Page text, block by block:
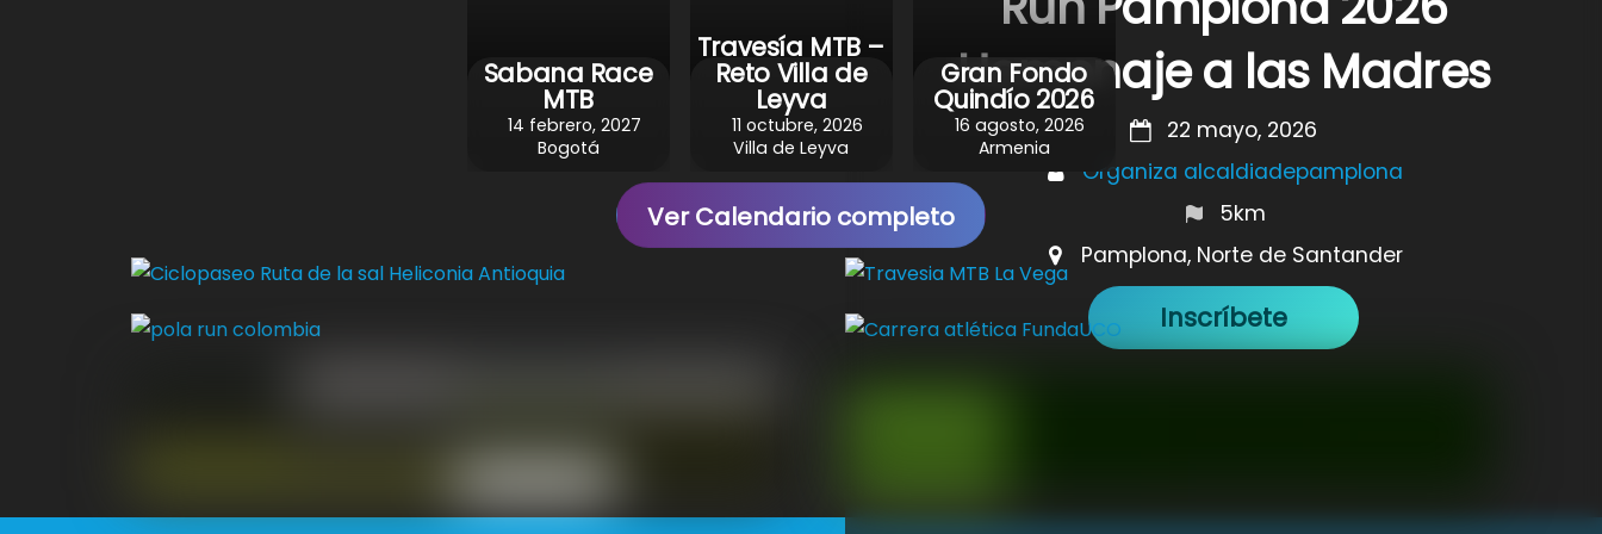
Homenaje a las Madres
22 mayo, 2026
Organiza alcaldiadepamplona
5km
Pamplona, Norte de Santander
Inscríbete
Sabana Race
MTB
14 febrero, 2027
Bogotá
Travesía MTB –
Reto Villa de
Leyva
11 octubre, 2026
Villa de Leyva
Gran Fondo
Quindío 2026
16 agosto, 2026
Armenia
Ver Calendario completo